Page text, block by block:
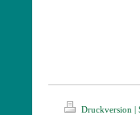
Druckversion |